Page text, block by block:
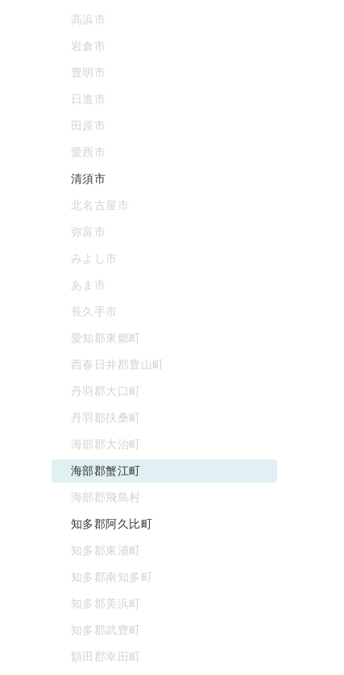
高浜市
岩倉市
豊明市
日進市
田原市
愛西市
清須市
北名古屋市
弥富市
みよし市
あま市
長久手市
愛知郡東郷町
西春日井郡豊山町
丹羽郡大口町
丹羽郡扶桑町
海部郡大治町
海部郡蟹江町
海部郡飛島村
知多郡阿久比町
知多郡東浦町
知多郡南知多町
知多郡美浜町
知多郡武豊町
額田郡幸田町